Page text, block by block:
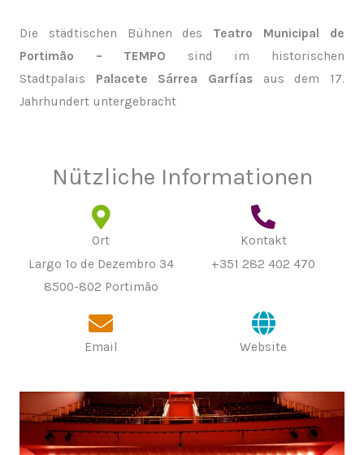
Die städtischen Bühnen des Teatro Municipal de
Portimão – TEMPO sind im historischen
Stadtpalais Palacete Sárrea Garfías aus dem 17.
Jahrhundert untergebracht
Nützliche Informationen
Ort
Largo 1º de Dezembro 34
8500-802 Portimão
Kontakt
+351 282 402 470
Email Website